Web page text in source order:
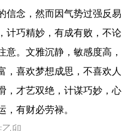
信念，然而因气势过强反易
计巧精妙，有成有败，不论
意。文雅沉静，敏感度高，
，喜欢梦想成思，不喜欢人
，才艺双绝，计谋巧妙，心
，有财必劳禄。
卯